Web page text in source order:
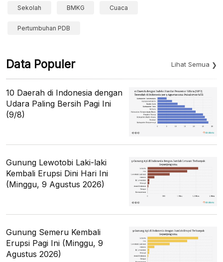
Sekolah BMKG Cuaca
Pertumbuhan PDB
Data Populer Lihat Semua
10 Daerah di Indonesia dengan
Udara Paling Bersih Pagi Ini
(9/8)
Gunung Lewotobi Laki-laki
Kembali Erupsi Dini Hari Ini
(Minggu, 9 Agustus 2026)
Gunung Semeru Kembali
Erupsi Pagi Ini (Minggu, 9
Agustus 2026)